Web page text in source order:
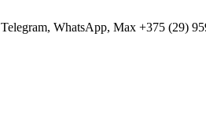
Telegram, WhatsApp, Max +375 (29)